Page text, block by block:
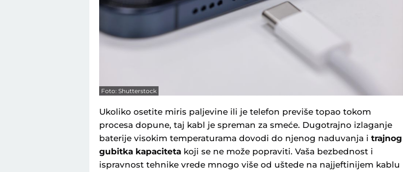
Foto: Shutterstock
Ukoliko osetite miris paljevine ili je telefon previše topao tokom
procesa dopune, taj kabl je spreman za smeće. Dugotrajno izlaganje
baterije visokim temperaturama dovodi do njenog naduvanja i trajnog
gubitka kapaciteta koji se ne može popraviti. Vaša bezbednost i
ispravnost tehnike vrede mnogo više od uštede na najjeftinijem kablu